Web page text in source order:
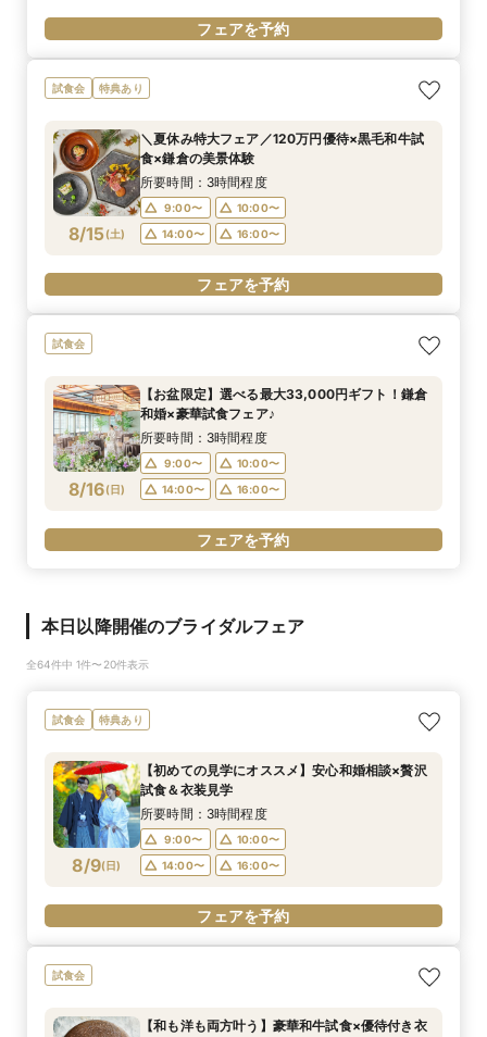
フェアを予約
試食会 特典あり
8/15(土)
＼夏休み特大フェア／120万円優待×黒毛和牛試
食×鎌倉の美景体験
所要時間：3時間程度
9:00〜
10:00〜
14:00〜
16:00〜
フェアを予約
試食会
8/16(日)
【お盆限定】選べる最大33,000円ギフト！鎌倉
和婚×豪華試食フェア♪
所要時間：3時間程度
9:00〜
10:00〜
14:00〜
16:00〜
フェアを予約
本日以降開催のブライダルフェア
全64件中 1件〜20件表示
試食会 特典あり
8/9(日)
【初めての見学にオススメ】安心和婚相談×贅沢
試食＆衣装見学
所要時間：3時間程度
9:00〜
10:00〜
14:00〜
16:00〜
フェアを予約
試食会
【和も洋も両方叶う】豪華和牛試食×優待付き衣